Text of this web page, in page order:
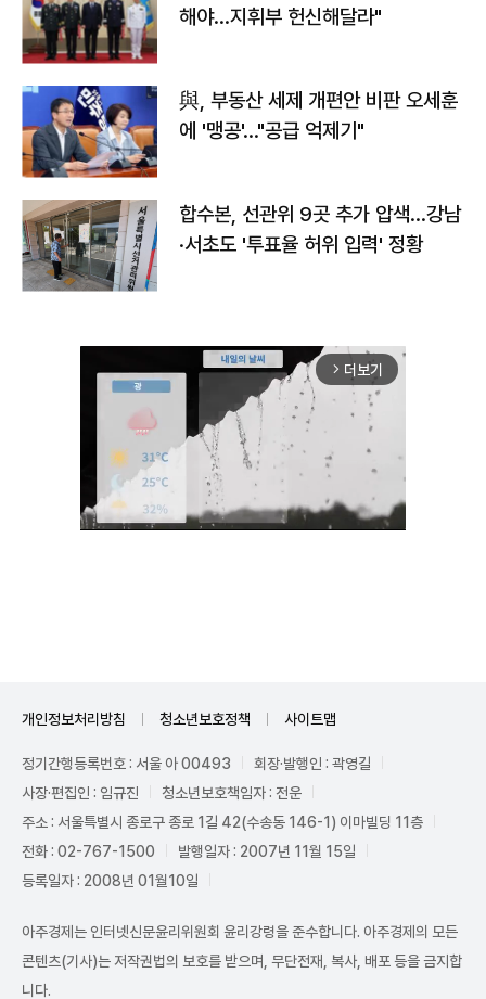
해야…지휘부 헌신해달라"
與, 부동산 세제 개편안 비판 오세훈
에 '맹공'…"공급 억제기"
합수본, 선관위 9곳 추가 압색…강남
·서초도 '투표율 허위 입력' 정황
arrow_forward_ios 더보기
개인정보처리방침 청소년보호정책 사이트맵
정기간행등록번호 : 서울 아 00493
회장·발행인 : 곽영길
사장·편집인 : 임규진
청소년보호책임자 : 전운
주소 : 서울특별시 종로구 종로 1길 42(수송동 146-1) 이마빌딩 11층
전화 : 02-767-1500
발행일자 : 2007년 11월 15일
등록일자 : 2008년 01월10일
아주경제는 인터넷신문윤리위원회 윤리강령을 준수합니다. 아주경제의 모든
콘텐츠(기사)는 저작권법의 보호를 받으며, 무단전재, 복사, 배포 등을 금지합
니다.